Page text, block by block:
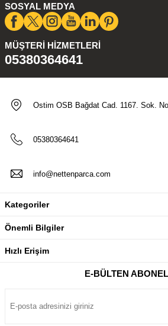
SOSYAL MEDYA
MÜŞTERI HIZMETLERI
05380364641
Ostim OSB Bağdat Cad. 1167. Sok.
05380364641
info@nettenparca.com
Kategoriler
Önemli Bilgiler
Hızlı Erişim
E-BÜLTEN